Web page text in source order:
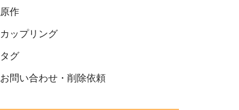
原作
カップリング
タグ
お問い合わせ・削除依頼